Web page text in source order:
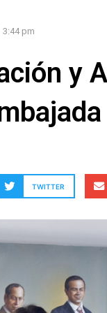
3:44 pm
y
TWITTER